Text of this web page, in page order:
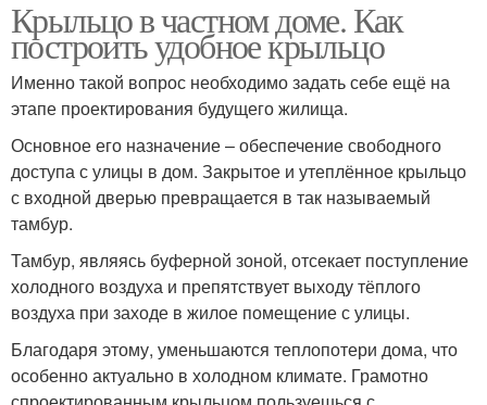
Крыльцо в частном доме. Как
построить удобное крыльцо
Именно такой вопрос необходимо задать себе ещё на
этапе проектирования будущего жилища.
Основное его назначение – обеспечение свободного
доступа с улицы в дом. Закрытое и утеплённое крыльцо
с входной дверью превращается в так называемый
тамбур.
Тамбур, являясь буферной зоной, отсекает поступление
холодного воздуха и препятствует выходу тёплого
воздуха при заходе в жилое помещение с улицы.
Благодаря этому, уменьшаются теплопотери дома, что
особенно актуально в холодном климате. Грамотно